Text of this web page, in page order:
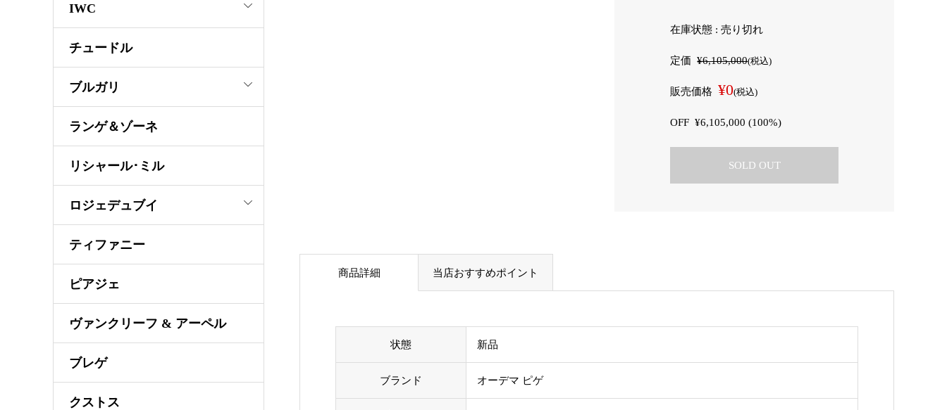
在庫状態 : 売り切れ
定価¥6,105,000(税込)
販売価格 ¥0(税込)
OFF¥6,105,000 (100%)
SOLD OUT
商品詳細 当店おすすめポイント
状態 新品
ブランド オーデマ ピゲ
IWC
チュードル
ブルガリ
ランゲ＆ゾーネ
リシャール･ミル
ロジェデュブイ
ティファニー
ピアジェ
ヴァンクリーフ & アーペル
ブレゲ
クストス